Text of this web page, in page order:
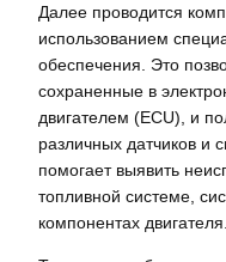
Далее проводится
использованием
обеспечения. Это
сохраненные в
двигателем (ECU), и
различных датчиков и
помогает выявить
топливной системе,
компонентах двигателя.